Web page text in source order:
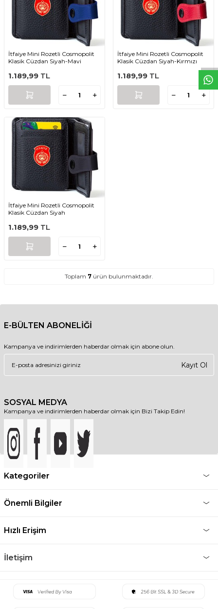
W
h
t
s
a
p
p
D
e
s
e
H
a
t
t
İtfaiye Mini Rozetli Cosmopolit
Klasik Cüzdan Siyah-Mavi
1.189,99 TL
İtfaiye Mini Rozetli Cosmopolit
Klasik Cüzdan Siyah-Kırmızı
1.189,99 TL
İtfaiye Mini Rozetli Cosmopolit
Klasik Cüzdan Siyah
1.189,99 TL
Toplam 7 ürün bulunmaktadır.
E-BÜLTEN ABONELİĞİ
Kampanya ve indirimlerden haberdar olmak için abone olun.
Kayıt Ol
SOSYAL MEDYA
Kampanya ve indirimlerden haberdar olmak için Bizi Takip Edin!
Kategoriler
Önemli Bilgiler
Hızlı Erişim
İletişim